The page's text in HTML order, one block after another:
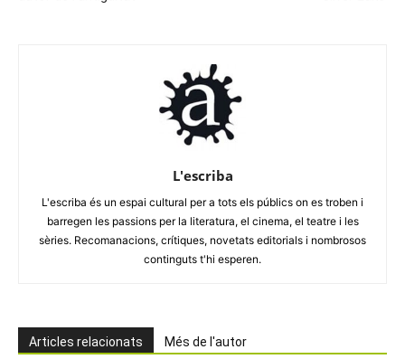
L'escriba
L'escriba és un espai cultural per a tots els públics on es troben i
barregen les passions per la literatura, el cinema, el teatre i les
sèries. Recomanacions, crítiques, novetats editorials i nombrosos
continguts t'hi esperen.
Articles relacionats Més de l'autor